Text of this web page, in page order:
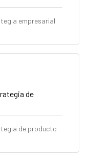
empresarial
de
de producto